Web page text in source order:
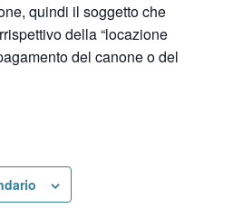
quindi il soggetto che
della “locazione
del canone o del